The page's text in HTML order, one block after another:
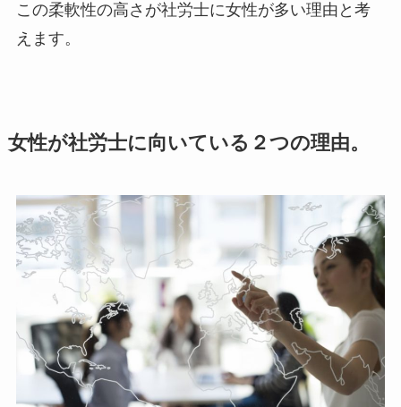
この柔軟性の高さが社労士に女性が多い理由と考
えます。
女性が社労士に向いている２つの理由。